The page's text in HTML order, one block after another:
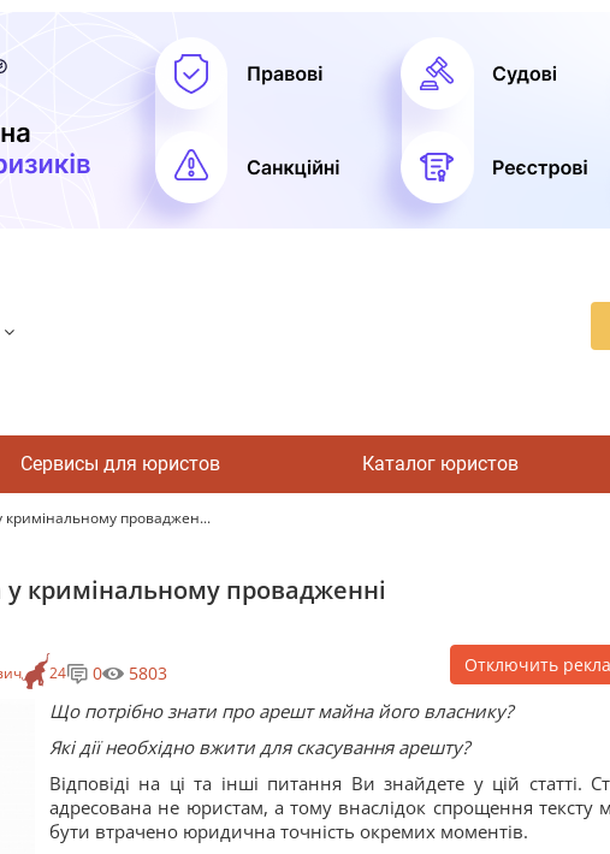
Сервисы для юристов Каталог юристов
проваджен...
кримінальному провадженні
24 0 5803 Отключить
Що потрібно знати про арешт майна його власнику?
Які дії необхідно вжити для скасування арешту?
Відповіді на ці та інші питання Ви знайдете у цій статті.
адресована не юристам, а тому внаслідок спрощення тексту
бути втрачено юридична точність окремих моментів.